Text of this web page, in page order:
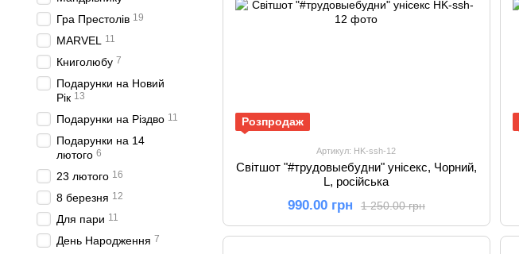
Розпродаж
Артикул: HK-ssh-12
Світшот "#трудовыебудни" унісекс, Чорний,
L, російська
1 250.00 грн
990.00 грн
Гра Престолів 19
MARVEL 11
Книголюбу 7
Подарунки на Новий
Рік 13
Подарунки на Різдво 11
Подарунки на 14
лютого 6
23 лютого 16
8 березня 12
Для пари 11
День Народження 7